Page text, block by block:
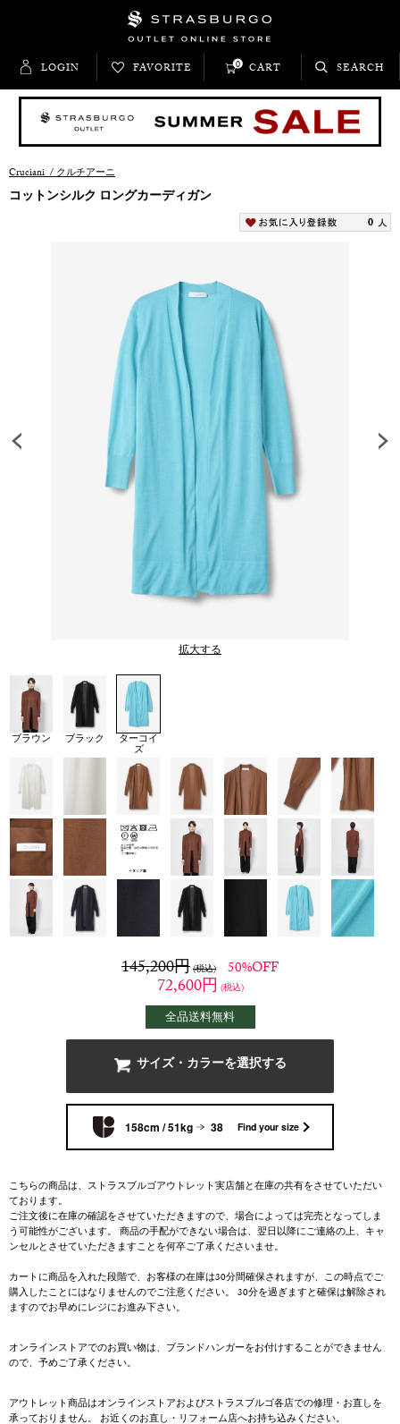
LOGIN FAVORITE CART
0 SEARCH
Cruciani/クルチアーニ
コットンシルク ロングカーディガン
0
拡大する
ブラウン ブラック ターコイ
ズ
145,200円(税込) 50%OFF
72,600円 (税込)
全品送料無料
サイズ・カラーを選択する
158cm / 51kg 38 Find your size
こちらの商品は、ストラスブルゴアウトレット実店舗と在庫の共有をさせていただい
ております。
ご注文後に在庫の確認をさせていただきますので、場合によっては完売となってしま
う可能性がございます。 商品の手配ができない場合は、翌日以降にご連絡の上、キャ
ンセルとさせていただきますことを何卒ご了承くださいませ。
カートに商品を入れた段階で、お客様の在庫は30分間確保されますが、この時点でご
購入したことにはなりませんのでご注意ください。 30分を過ぎますと確保は解除され
ますのでお早めにレジにお進み下さい。
オンラインストアでのお買い物は、ブランドハンガーをお付けすることができません
ので、予めご了承ください。
アウトレット商品はオンラインストアおよびストラスブルゴ各店での修理・お直しを
承っておりません。 お近くのお直し・リフォーム店へお持ち込みください。